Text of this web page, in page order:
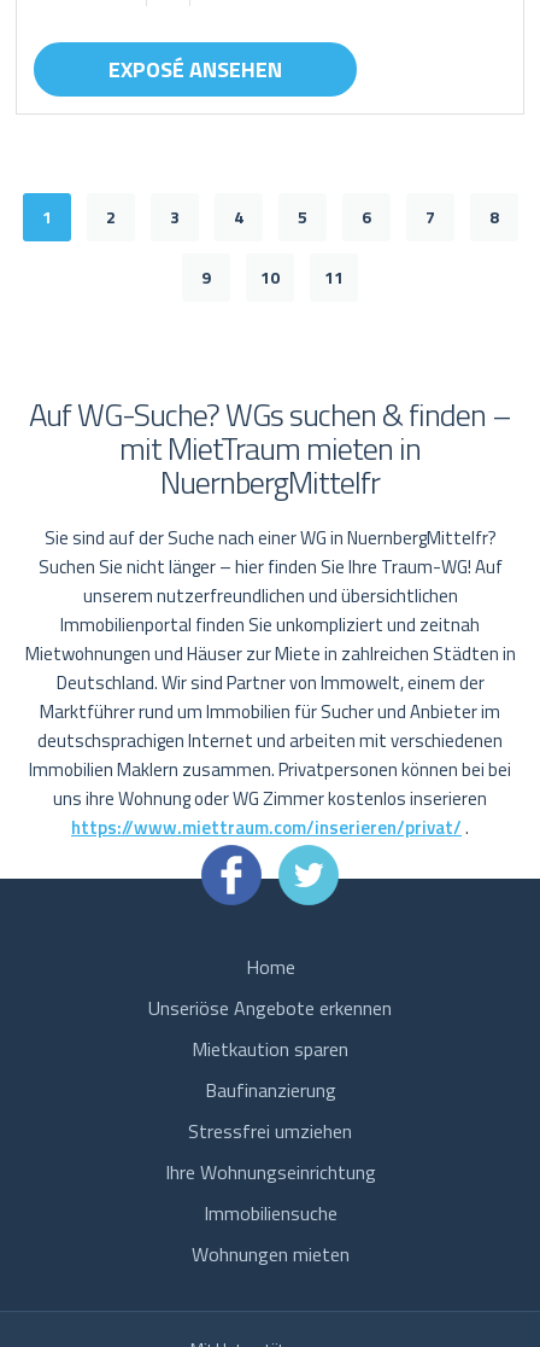
EXPOSÉ ANSEHEN
1 2 3 4 5 6 7 8
9 10 11
Auf WG-Suche? WGs suchen & finden –
mit MietTraum mieten in
NuernbergMittelfr
Sie sind auf der Suche nach einer WG in NuernbergMittelfr?
Suchen Sie nicht länger – hier finden Sie Ihre Traum-WG! Auf
unserem nutzerfreundlichen und übersichtlichen
Immobilienportal finden Sie unkompliziert und zeitnah
Mietwohnungen und Häuser zur Miete in zahlreichen Städten in
Deutschland. Wir sind Partner von Immowelt, einem der
Marktführer rund um Immobilien für Sucher und Anbieter im
deutschsprachigen Internet und arbeiten mit verschiedenen
Immobilien Maklern zusammen. Privatpersonen können bei bei
uns ihre Wohnung oder WG Zimmer kostenlos inserieren
https://www.miettraum.com/inserieren/privat/.
Home
Unseriöse Angebote erkennen
Mietkaution sparen
Baufinanzierung
Stressfrei umziehen
Ihre Wohnungseinrichtung
Immobiliensuche
Wohnungen mieten